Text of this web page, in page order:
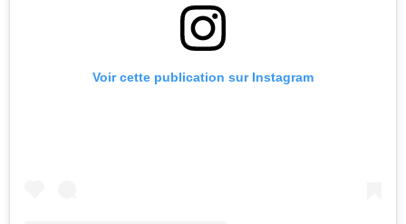
Voir cette publication sur Instagram